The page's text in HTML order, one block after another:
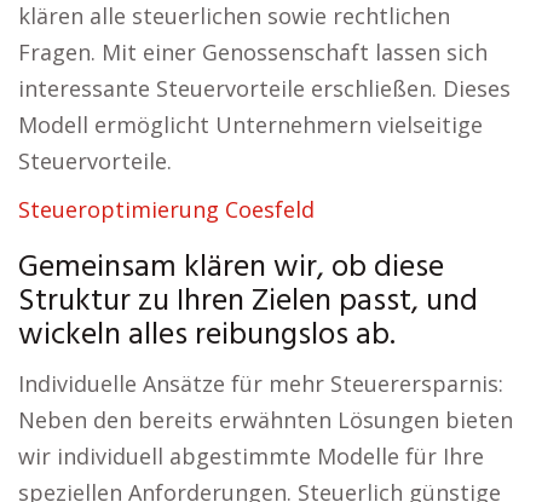
klären alle steuerlichen sowie rechtlichen
Fragen. Mit einer Genossenschaft lassen sich
interessante Steuervorteile erschließen. Dieses
Modell ermöglicht Unternehmern vielseitige
Steuervorteile.
Steueroptimierung Coesfeld
Gemeinsam klären wir, ob diese
Struktur zu Ihren Zielen passt, und
wickeln alles reibungslos ab.
Individuelle Ansätze für mehr Steuerersparnis:
Neben den bereits erwähnten Lösungen bieten
wir individuell abgestimmte Modelle für Ihre
speziellen Anforderungen. Steuerlich günstige